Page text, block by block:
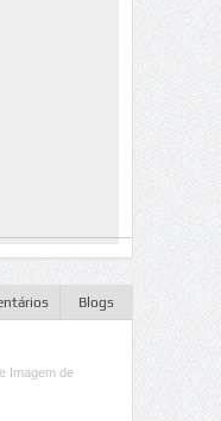
Blogs
Imagem de